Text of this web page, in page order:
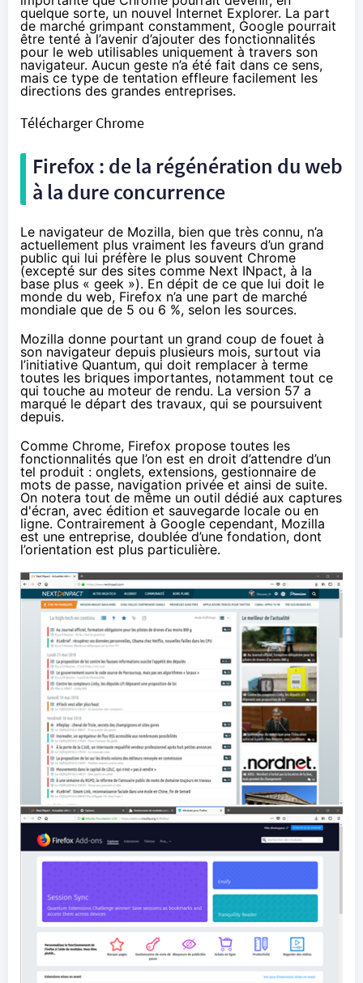
quelque sorte, un nouvel Internet Explorer. La part
de marché grimpant constamment, Google pourrait
être tenté à l’avenir d’ajouter des fonctionnalités
pour le web utilisables uniquement à travers son
navigateur. Aucun geste n’a été fait dans ce sens,
mais ce type de tentation effleure facilement les
directions des grandes entreprises.
Télécharger Chrome
Firefox : de la régénération du web
à la dure concurrence
Le navigateur de Mozilla, bien que très connu, n’a
actuellement plus vraiment les faveurs d’un grand
public qui lui préfère le plus souvent Chrome
(excepté sur des sites comme Next INpact, à la
base plus « geek »). En dépit de ce que lui doit le
monde du web, Firefox n’a une part de marché
mondiale que de 5 ou 6 %, selon les sources.
Mozilla donne pourtant un grand coup de fouet à
son navigateur depuis plusieurs mois, surtout via
l’initiative Quantum, qui doit remplacer à terme
toutes les briques importantes, notamment tout ce
qui touche au moteur de rendu. La version 57 a
marqué le départ des travaux, qui se poursuivent
depuis.
Comme Chrome, Firefox propose toutes les
fonctionnalités que l’on est en droit d’attendre d’un
tel produit : onglets, extensions, gestionnaire de
mots de passe, navigation privée et ainsi de suite.
On notera tout de même un outil dédié aux captures
d'écran, avec édition et sauvegarde locale ou en
ligne. Contrairement à Google cependant, Mozilla
est une entreprise, doublée d’une fondation, dont
l’orientation est plus particulière.